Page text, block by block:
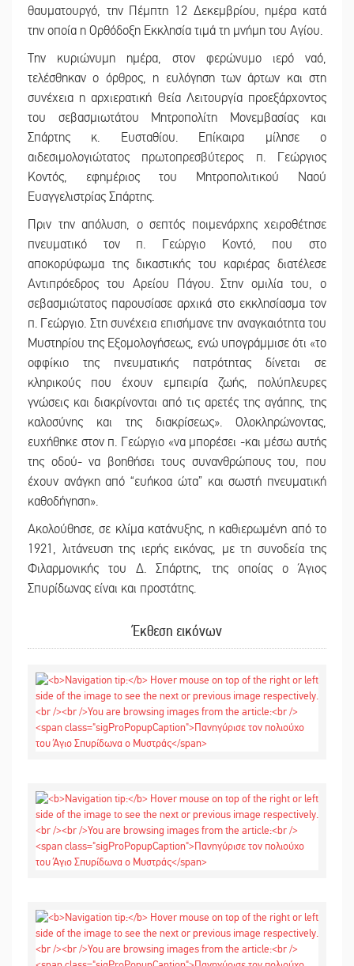
θαυματουργό, την Πέμπτη 12 Δεκεμβρίου, ημέρα κατά
την οποία η Ορθόδοξη Εκκλησία τιμά τη μνήμη του Αγίου.
Την κυριώνυμη ημέρα, στον φερώνυμο ιερό ναό,
τελέσθηκαν ο όρθρος, η ευλόγηση των άρτων και στη
συνέχεια η αρχιερατική Θεία Λειτουργία προεξάρχοντος
του σεβασμιωτάτου Μητροπολίτη Μονεμβασίας και
Σπάρτης κ. Ευσταθίου. Επίκαιρα μίλησε ο
αιδεσιμολογιώτατος πρωτοπρεσβύτερος π. Γεώργιος
Κοντός, εφημέριος του Μητροπολιτικού Ναού
Ευαγγελιστρίας Σπάρτης.
Πριν την απόλυση, ο σεπτός ποιμενάρχης χειροθέτησε
πνευματικό τον π. Γεώργιο Κοντό, που στο
αποκορύφωμα της δικαστικής του καριέρας διατέλεσε
Αντιπρόεδρος του Αρείου Πάγου. Στην ομιλία του, ο
σεβασμιώτατος παρουσίασε αρχικά στο εκκλησίασμα τον
π. Γεώργιο. Στη συνέχεια επισήμανε την αναγκαιότητα του
Μυστηρίου της Εξομολογήσεως, ενώ υπογράμμισε ότι «το
οφφίκιο της πνευματικής πατρότητας δίνεται σε
κληρικούς που έχουν εμπειρία ζωής, πολύπλευρες
γνώσεις και διακρίνονται από τις αρετές της αγάπης, της
καλοσύνης και της διακρίσεως». Ολοκληρώνοντας,
ευχήθηκε στον π. Γεώργιο «να μπορέσει -και μέσω αυτής
της οδού- να βοηθήσει τους συνανθρώπους του, που
έχουν ανάγκη από “ευήκοα ώτα” και σωστή πνευματική
καθοδήγηση».
Ακολούθησε, σε κλίμα κατάνυξης, η καθιερωμένη από το
1921, λιτάνευση της ιερής εικόνας, με τη συνοδεία της
Φιλαρμονικής του Δ. Σπάρτης, της οποίας ο Άγιος
Σπυρίδωνας είναι και προστάτης.
Έκθεση εικόνων